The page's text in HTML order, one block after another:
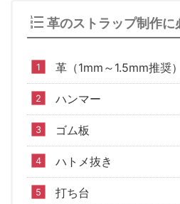
革のストラップ制作に
革（1mm～1.5mm推奨）
ハンマー
ゴム板
ハトメ抜き
打ち台